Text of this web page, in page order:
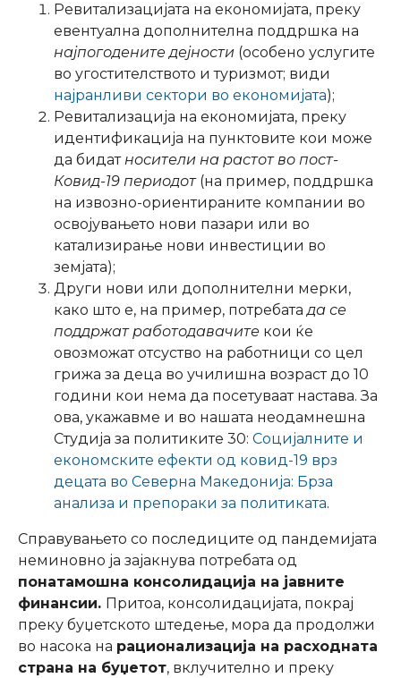
Ревитализацијата на економијата, преку
евентуална дополнителна поддршка на
најпогодените дејности (особено услугите
во угостителството и туризмот; види
најранливи сектори во економијата);
Ревитализација на економијата, преку
идентификација на пунктовите кои може
да бидатносители на растот во пост-
Ковид-19 периодот(на пример, поддршка
на извозно-ориентираните компании во
освојувањето нови пазари или во
катализирање нови инвестиции во
земјата);
Други нови или дополнителни мерки,
како што е, на пример, потребатада се
поддржат работодавачите кои ќе
овозможат отсуство на работници со цел
грижа за деца во училишна возраст до 10
години кои нема да посетуваат настава. За
ова, укажавме и во нашата неодамнешна
Студија за политиките 30: Социјалните и
економските ефекти од ковид-19 врз
децата во Северна Македонија: Брза
анализа и препораки за политиката.
Справувањето со последиците од пандемијата
неминовно ја зајакнува потребата од
понатамошна консолидација на јавните
финансии. Притоа, консолидацијата, покрај
преку буџетското штедење, мора да продолжи
во насока на рационализација на расходната
страна на буџетот, вклучително и преку